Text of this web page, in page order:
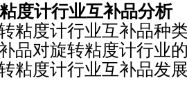
度计行业互补品分析
度计行业互补品种
对旋转粘度计行业
度计行业互补品发